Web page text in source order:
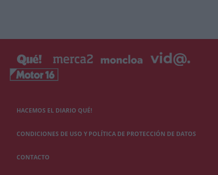
HACEMOS EL DIARIO QUÉ!
CONDICIONES DE USO Y POLÍTICA DE PROTECCIÓN DE DATOS
CONTACTO